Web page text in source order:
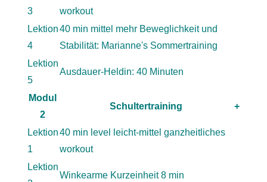
3
workout
Lektion
4
40 min mittel mehr Beweglichkeit und
Stabilität: Marianne's Sommertraining
Lektion
5
Ausdauer-Heldin: 40 Minuten
Modul
2
Schultertraining +
Lektion
1
40 min level leicht-mittel ganzheitliches
workout
Lektion
Winkearme Kurzeinheit 8 min